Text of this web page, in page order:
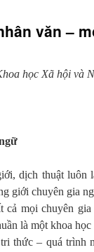
văn –
học Xã hội và
dịch thuật luôn
giới chuyên gia
cả mọi chuyên
là một khoa
thức – quá trình